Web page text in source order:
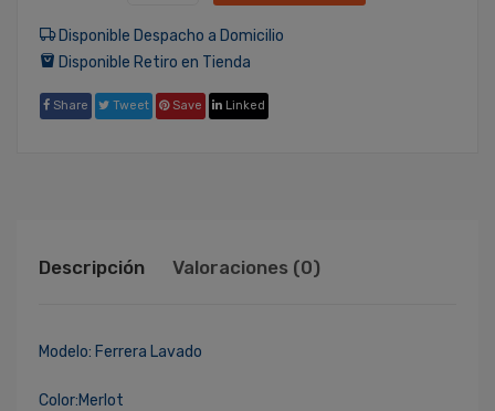
Disponible Despacho a Domicilio
Disponible Retiro en Tienda
Share Tweet Save Linked
Descripción Valoraciones (0)
Modelo: Ferrera Lavado
Color:Merlot